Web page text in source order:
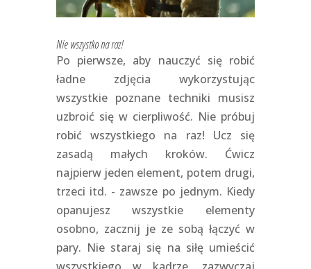
Nie wszystko na raz!
Po pierwsze, aby nauczyć się robić
ładne zdjęcia wykorzystując
wszystkie poznane techniki musisz
uzbroić się w cierpliwość. Nie próbuj
robić wszystkiego na raz! Ucz się
zasadą małych kroków. Ćwicz
najpierw jeden element, potem drugi,
trzeci itd. - zawsze po jednym. Kiedy
opanujesz wszystkie elementy
osobno, zacznij je ze sobą łączyć w
pary. Nie staraj się na siłę umieścić